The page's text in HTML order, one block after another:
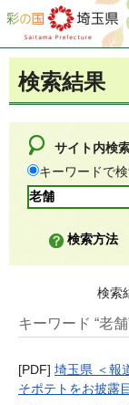
彩の国 埼玉県
検索結果
サイト内検
キーワードで
検索方法
検索
キーワード “老
[PDF] 埼玉県 ＜報
そポテトをお披露